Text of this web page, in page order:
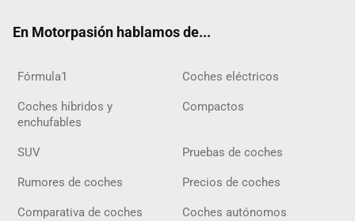
En Motorpasión hablamos de...
Fórmula1 Coches eléctricos
Coches híbridos y
enchufables
Compactos
SUV Pruebas de coches
Rumores de coches Precios de coches
Comparativa de coches Coches autónomos